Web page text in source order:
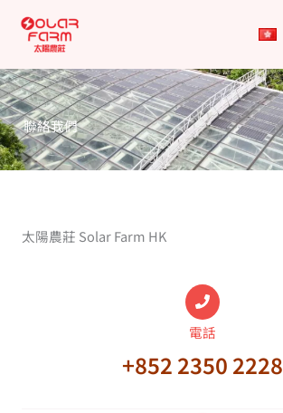
聯絡我們
太陽農莊 Solar Farm HK
電話
+852 2350 2228